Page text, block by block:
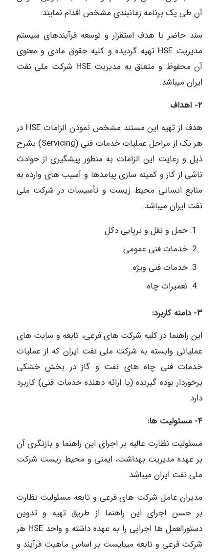
آن طی یک برنامه زمانبندی مشخص اقدام نمایند.
سند حاضر با هدف استقرار و توسعه فرآیندهای سیستم
مدیریت HSE تهیه گردیده و کلیه حقوق مادی و معنوی
آن محفوظ و متعلق به مدیریت HSE شرکت ملی نفت
ایران میباشد.
۲- اهداف
هدف از تهیه این مستند مشخص نمودن الزامات HSE در
هر یک از مراحل عملیات خدمات فنی (Servicing) بشرح
ذیل و رعایت این الزامات به منظور پیشگیری از حوادث
ناشی از کار و کمینه سازی پیامدها و آسیب های وارده به
منابع انسانی محیط زیست و تأسیسات در شرکت ملی
نفت ایران میباشد.
حمل و نقل و برپایی دکل
خدمات فنی عمومی
خدمات فنی ویژه
تعمیرات چاه
۳- دامنه کاربرد:
این راهنما در کلیه شرکت های فرعی، تابعه و سایت های
عملیاتی وابسته به شرکت ملی نفت ایران که از عملیات
خدمات فنی چاه های نفت و گاز در بخش خشکی
برخوردار بوده گیرنده (یا ارائه دهنده خدمات فنی) کاربرد
دارد.
۴- مسئولیت ها:
مسئولیت نظارت عالیه بر اجرای این راهنما و بازنگری آن
بر عهده مدیریت بهداشت، ایمنی و محیط زیست شرکت
ملی نفت ایران میباشد.
مدیران عامل شرکت های فرعی و تابعه مسئولیت نظارت
بر حسن اجرای این راهنما از طریق تهیه و تدوین
دستورالعمل ها اجرایی را به عهده داشته و واحد HSE هر
شرکت فرعی و تابعه میبایست بر اساس ماهیت فرآیند و